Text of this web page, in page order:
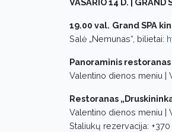
VASARIO 14 D. | GRAND
19.00 val. Grand SPA
Salė „Nemunas“, bilietai:
Panoraminis
Valentino dienos meniu |
Restoranas
Valentino dienos meniu |
Staliukų rezervacija: +370